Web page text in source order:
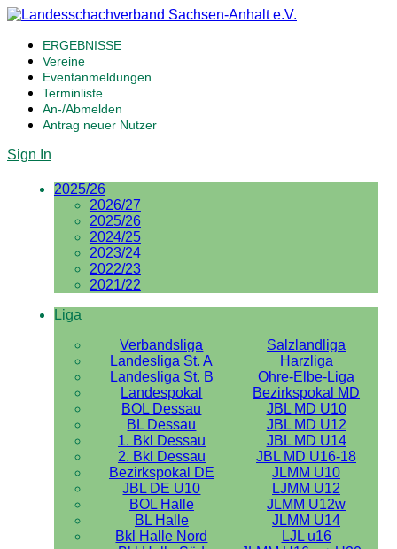
ERGEBNISSE
Vereine
Eventanmeldungen
Terminliste
An-/Abmelden
Antrag neuer Nutzer
Sign In
2025/26
2026/27
2025/26
2024/25
2023/24
2022/23
2021/22
Liga
Verbandsliga
Salzlandliga
Landesliga St. A
Harzliga
Landesliga St. B
Ohre-Elbe-Liga
Landespokal
Bezirkspokal MD
BOL Dessau
JBL MD U10
BL Dessau
JBL MD U12
1. Bkl Dessau
JBL MD U14
2. Bkl Dessau
JBL MD U16-18
Bezirkspokal DE
JLMM U10
JBL DE U10
LJMM U12
BOL Halle
JLMM U12w
BL Halle
JLMM U14
Bkl Halle Nord
LJL u16